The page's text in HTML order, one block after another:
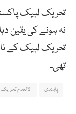
تحریک لبیک
نہ ہونے کی یقین
تحریک لبیک کے
تھی۔
پابندی کالعدم